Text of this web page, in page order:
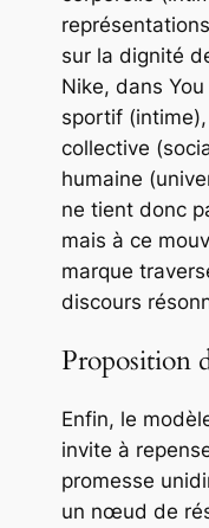
sur la dignité
Nike, dans You
sportif
collective
humaine
ne tient donc
mais à ce
marque
discours
Proposition
Enfin, le
invite à
promesse
un nœud de